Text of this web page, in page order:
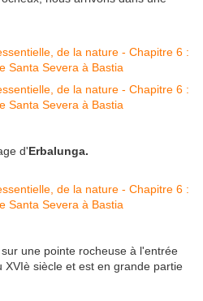
d'Erbalunga.
une pointe rocheuse à l'entrée
siècle et est en grande partie